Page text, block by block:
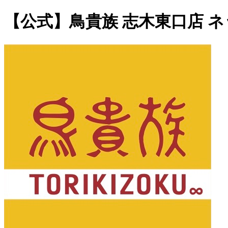
【公式】鳥貴族 志木東口店